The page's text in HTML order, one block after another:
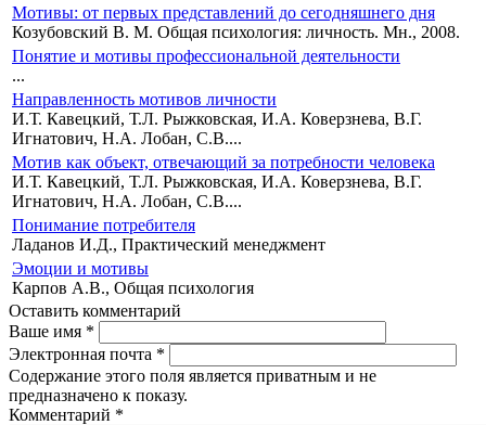
Мотивы: от первых представлений до сегодняшнего дня
Козубовский В. М. Общая психология: личность. Мн., 2008.
Понятие и мотивы профессиональной деятельности
...
Направленность мотивов личности
И.Т. Кавецкий, Т.Л. Рыжковская, И.А. Коверзнева, В.Г.
Игнатович, Н.А. Лобан, С.В....
Мотив как объект, отвечающий за потребности человека
И.Т. Кавецкий, Т.Л. Рыжковская, И.А. Коверзнева, В.Г.
Игнатович, Н.А. Лобан, С.В....
Понимание потребителя
Ладанов И.Д., Практический менеджмент
Эмоции и мотивы
Карпов А.В., Общая психология
Оставить комментарий
Ваше имя *
Электронная почта *
Содержание этого поля является приватным и не
предназначено к показу.
Комментарий *